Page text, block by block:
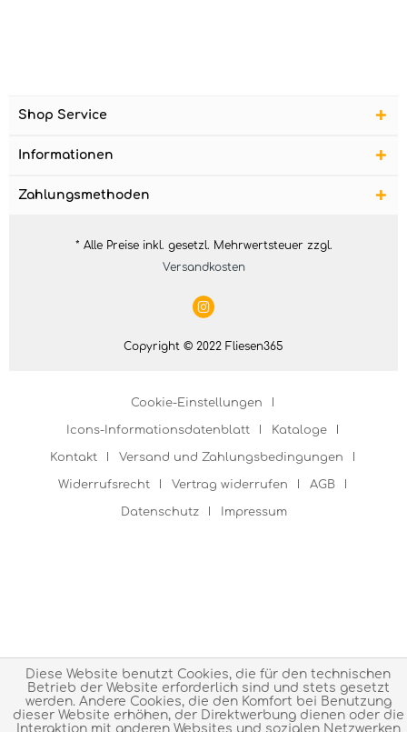
Shop Service
Informationen
Zahlungsmethoden
* Alle Preise inkl. gesetzl. Mehrwertsteuer zzgl.
Versandkosten
Copyright © 2022 Fliesen365
Cookie-Einstellungen
Icons-Informationsdatenblatt Kataloge
Kontakt Versand und Zahlungsbedingungen
Widerrufsrecht Vertrag widerrufen AGB
Datenschutz Impressum
Diese Website benutzt Cookies, die für den technischen
Betrieb der Website erforderlich sind und stets gesetzt
werden. Andere Cookies, die den Komfort bei Benutzung
dieser Website erhöhen, der Direktwerbung dienen oder die
Interaktion mit anderen Websites und sozialen Netzwerken